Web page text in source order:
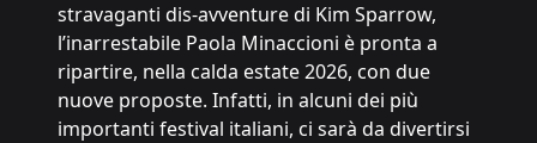
stravaganti dis-avventure di Kim Sparrow,
l’inarrestabile Paola Minaccioni è pronta a
ripartire, nella calda estate 2026, con due
nuove proposte. Infatti, in alcuni dei più
importanti festival italiani, ci sarà da divertirsi